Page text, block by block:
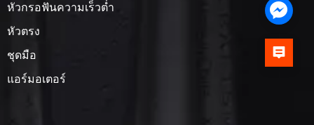
หัวกรอฟันความเร็วต่ำ
หัวตรง
ชุดมือ
แอร์มอเตอร์